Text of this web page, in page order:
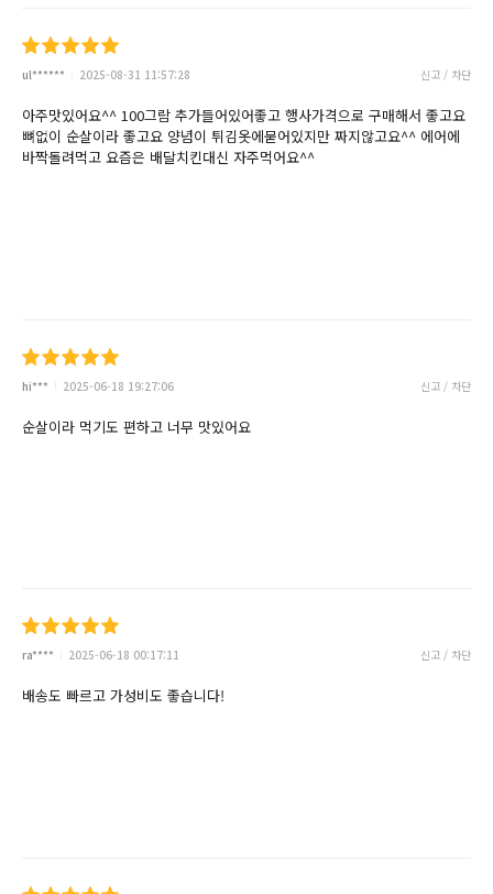
ul****** 2025-08-31 11:57:28 신고 / 차단
아주맛있어요^^ 100그람 추가들어있어좋고 행사가격으로 구매해서 좋고요
뼈없이 순살이라 좋고요 양념이 튀김옷에묻어있지만 짜지않고요^^ 에어에
바짝돌려먹고 요즘은 배달치킨대신 자주먹어요^^
hi*** 2025-06-18 19:27:06 신고 / 차단
순살이라 먹기도 편하고 너무 맛있어요
ra**** 2025-06-18 00:17:11 신고 / 차단
배송도 빠르고 가성비도 좋습니다!